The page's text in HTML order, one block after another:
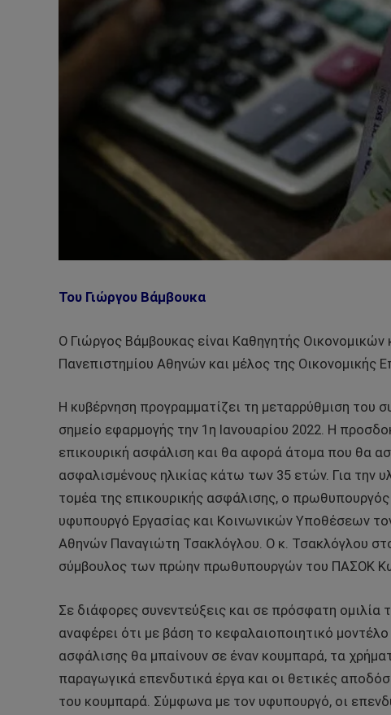
Του Γιώργου Βάμβουκα
Ο Γιώργος Βάμβουκας είναι Καθηγητής Οικονομικών
Πανεπιστημίου Αθηνών και μέλος της Οικονομικής
Η κυβέρνηση προγραμματίζει τη μεταρρύθμιση του
σημείο εφαρμογής την 1η Ιανουαρίου 2022. Η
επικουρική ασφάλιση και θα αφορά άτομα που θα
ασφαλισμένους ηλικίας κάτω των 35 ετών. Για την
τομέα της επικουρικής ασφάλισης, ο
υφυπουργό Εργασίας και Κοινωνικών Υποθέσεων
Αθηνών Παναγιώτη Τσακλόγλου. Ο κ. Τσακλόγλου
σύμβουλος των πρώην πρωθυπουργών του ΠΑΣΟΚ
Σε διάφορες συνεντεύξεις και σε πρόσφατη
αναφέρει ότι με βάση το κεφαλαιοποιητικό
ασφάλισης θα μπαίνουν σε έναν κουμπαρά, τα
παραγωγικά επενδυτικά έργα και οι θετικές
του κουμπαρά. Σύμφωνα με τον υφυπουργό, οι